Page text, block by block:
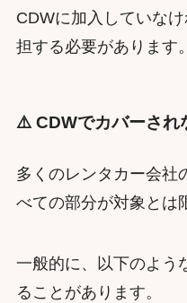
CDWに加入していな
担する必要があります。
⚠️ CDWでカバーされ
多くのレンタカー会社
べての部分が対象とは
一般的に、以下のよう
ることがあります。